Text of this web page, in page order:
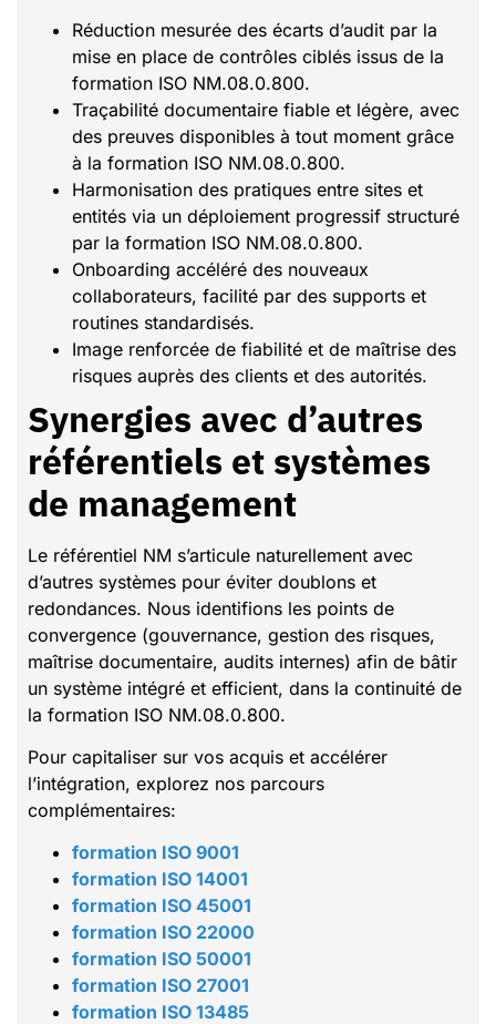
Réduction mesurée des écarts d’audit par la
mise en place de contrôles ciblés issus de la
formation ISO NM.08.0.800.
Traçabilité documentaire fiable et légère, avec
des preuves disponibles à tout moment grâce
à la formation ISO NM.08.0.800.
Harmonisation des pratiques entre sites et
entités via un déploiement progressif structuré
par la formation ISO NM.08.0.800.
Onboarding accéléré des nouveaux
collaborateurs, facilité par des supports et
routines standardisés.
Image renforcée de fiabilité et de maîtrise des
risques auprès des clients et des autorités.
Synergies avec d’autres
référentiels et systèmes
de management
Le référentiel NM s’articule naturellement avec
d’autres systèmes pour éviter doublons et
redondances. Nous identifions les points de
convergence (gouvernance, gestion des risques,
maîtrise documentaire, audits internes) afin de bâtir
un système intégré et efficient, dans la continuité de
la formation ISO NM.08.0.800.
Pour capitaliser sur vos acquis et accélérer
l’intégration, explorez nos parcours
complémentaires:
formation ISO 9001
formation ISO 14001
formation ISO 45001
formation ISO 22000
formation ISO 50001
formation ISO 27001
formation ISO 13485